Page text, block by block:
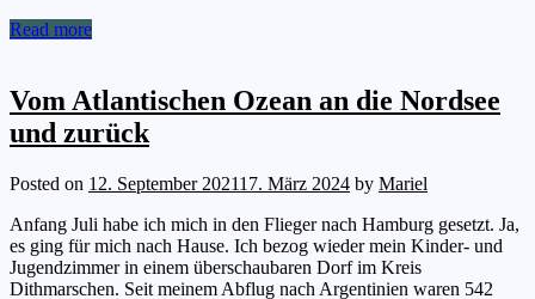
Read more
Vom Atlantischen Ozean an die Nordsee
und zurück
Posted on 12. September 202117. März 2024 by Mariel
Anfang Juli habe ich mich in den Flieger nach Hamburg gesetzt. Ja,
es ging für mich nach Hause. Ich bezog wieder mein Kinder- und
Jugendzimmer in einem überschaubaren Dorf im Kreis
Dithmarschen. Seit meinem Abflug nach Argentinien waren 542